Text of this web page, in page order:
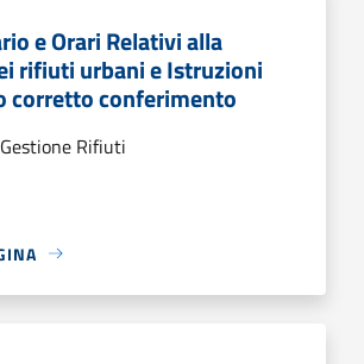
e Orari Relativi alla
rifiuti urbani e Istruzioni
corretto conferimento
Rifiuti